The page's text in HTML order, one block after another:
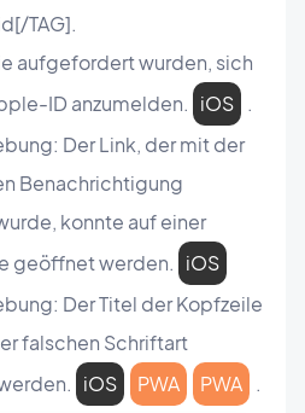
TAG].
aufgefordert wurden, sich
ID anzumelden. iOS
.
Der Link, der mit der
Benachrichtigung
konnte auf einer
geöffnet werden. iOS
Der Titel der Kopfzeile
falschen Schriftart
iOS PWA PWA .